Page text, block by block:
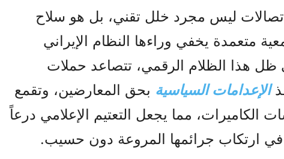
ليس مجرد خلل تقني، بل هو سلاح
متعمدة يخفي وراءها النظام الإيراني
ظل هذا الظلام الرقمي، تتصاعد حملات
الإعدامات السياسية بحق المعارضين، وتقمع
الكاميرات، مما يجعل التعتيم الإعلامي درعاً
في ارتكاب جرائمها المروعة دون حسيب.